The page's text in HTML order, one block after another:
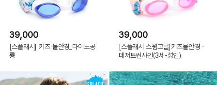
39,000
[스플래시] 키즈 물안경_다이노공
룡
39,000
[스플래시 스윔고글]키즈물안경 -
데저트썬샤인(3세-성인)